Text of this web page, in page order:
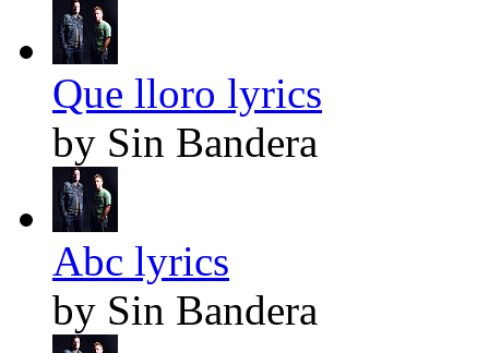
Que lloro lyrics
by Sin Bandera
Abc lyrics
by Sin Bandera